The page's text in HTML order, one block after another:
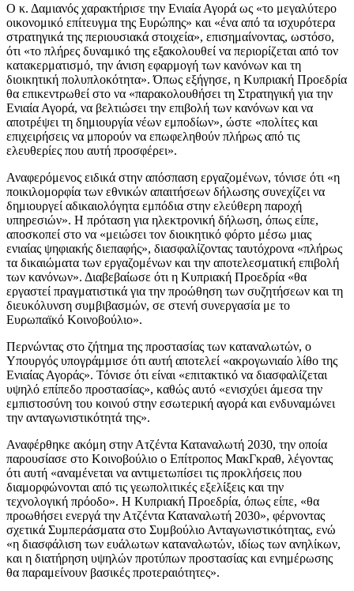
Ο κ. Δαμιανός χαρακτήρισε την Ενιαία Αγορά ως «το μεγαλύτερο
οικονομικό επίτευγμα της Ευρώπης» και «ένα από τα ισχυρότερα
στρατηγικά της περιουσιακά στοιχεία», επισημαίνοντας, ωστόσο,
ότι «το πλήρες δυναμικό της εξακολουθεί να περιορίζεται από τον
κατακερματισμό, την άνιση εφαρμογή των κανόνων και τη
διοικητική πολυπλοκότητα». Όπως εξήγησε, η Κυπριακή Προεδρία
θα επικεντρωθεί στο να «παρακολουθήσει τη Στρατηγική για την
Ενιαία Αγορά, να βελτιώσει την επιβολή των κανόνων και να
αποτρέψει τη δημιουργία νέων εμποδίων», ώστε «πολίτες και
επιχειρήσεις να μπορούν να επωφεληθούν πλήρως από τις
ελευθερίες που αυτή προσφέρει».
Αναφερόμενος ειδικά στην απόσπαση εργαζομένων, τόνισε ότι «η
ποικιλομορφία των εθνικών απαιτήσεων δήλωσης συνεχίζει να
δημιουργεί αδικαιολόγητα εμπόδια στην ελεύθερη παροχή
υπηρεσιών». Η πρόταση για ηλεκτρονική δήλωση, όπως είπε,
αποσκοπεί στο να «μειώσει τον διοικητικό φόρτο μέσω μιας
ενιαίας ψηφιακής διεπαφής», διασφαλίζοντας ταυτόχρονα «πλήρως
τα δικαιώματα των εργαζομένων και την αποτελεσματική επιβολή
των κανόνων». Διαβεβαίωσε ότι η Κυπριακή Προεδρία «θα
εργαστεί πραγματιστικά για την προώθηση των συζητήσεων και τη
διευκόλυνση συμβιβασμών, σε στενή συνεργασία με το
Ευρωπαϊκό Κοινοβούλιο».
Περνώντας στο ζήτημα της προστασίας των καταναλωτών, ο
Υπουργός υπογράμμισε ότι αυτή αποτελεί «ακρογωνιαίο λίθο της
Ενιαίας Αγοράς». Τόνισε ότι είναι «επιτακτικό να διασφαλίζεται
υψηλό επίπεδο προστασίας», καθώς αυτό «ενισχύει άμεσα την
εμπιστοσύνη του κοινού στην εσωτερική αγορά και ενδυναμώνει
την ανταγωνιστικότητά της».
Αναφέρθηκε ακόμη στην Ατζέντα Καταναλωτή 2030, την οποία
παρουσίασε στο Κοινοβούλιο ο Επίτροπος ΜακΓκραθ, λέγοντας
ότι αυτή «αναμένεται να αντιμετωπίσει τις προκλήσεις που
διαμορφώνονται από τις γεωπολιτικές εξελίξεις και την
τεχνολογική πρόοδο». Η Κυπριακή Προεδρία, όπως είπε, «θα
προωθήσει ενεργά την Ατζέντα Καταναλωτή 2030», φέρνοντας
σχετικά Συμπεράσματα στο Συμβούλιο Ανταγωνιστικότητας, ενώ
«η διασφάλιση των ευάλωτων καταναλωτών, ιδίως των ανηλίκων,
και η διατήρηση υψηλών προτύπων προστασίας και ενημέρωσης
θα παραμείνουν βασικές προτεραιότητες».